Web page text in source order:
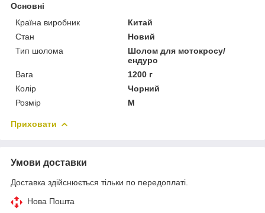
Основні
Країна виробник
Китай
Стан
Новий
Тип шолома
Шолом для мотокросу/
ендуро
Вага
1200 г
Колір
Чорний
Розмір
M
Приховати
Умови доставки
Доставка здійснюється тільки по передоплаті.
Нова Пошта